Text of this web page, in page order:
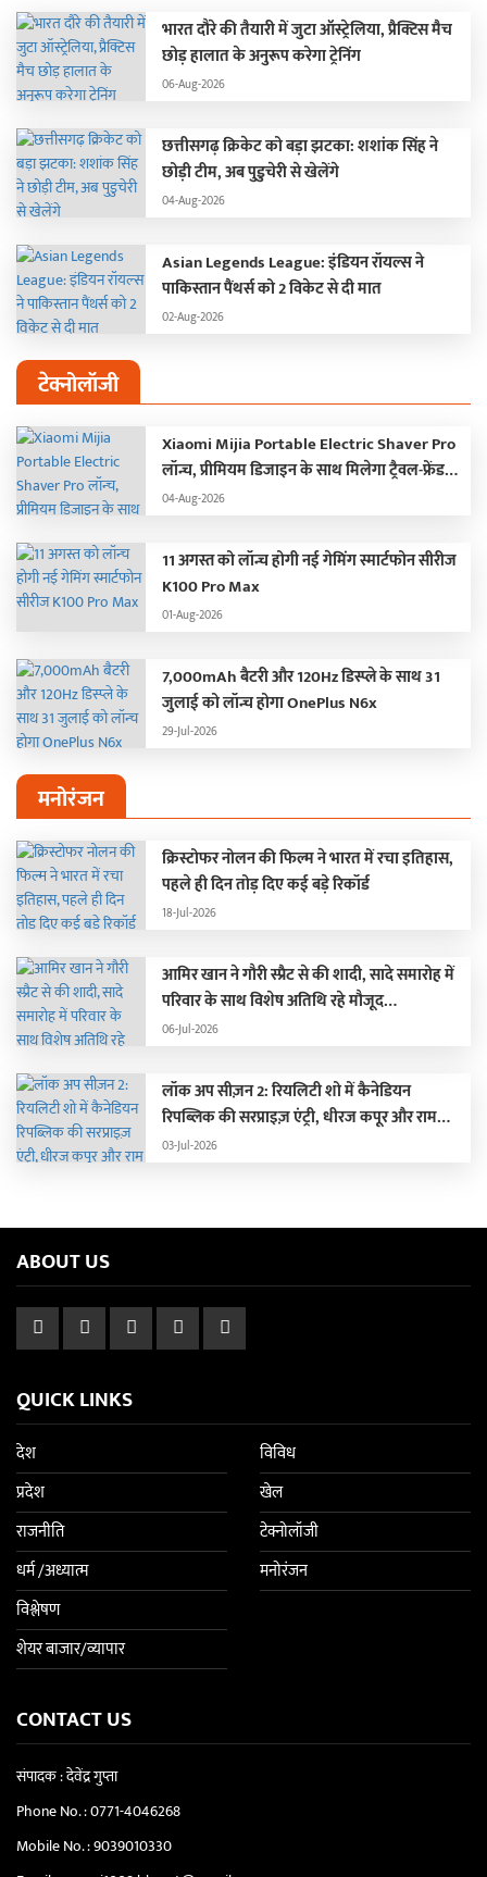
भारत दौरे की तैयारी में जुटा ऑस्ट्रेलिया, प्रैक्टिस मैच
छोड़ हालात के अनुरूप करेगा ट्रेनिंग
06-Aug-2026
छत्तीसगढ़ क्रिकेट को बड़ा झटका: शशांक सिंह ने
छोड़ी टीम, अब पुडुचेरी से खेलेंगे
04-Aug-2026
Asian Legends League: इंडियन रॉयल्स ने
पाकिस्तान पैंथर्स को 2 विकेट से दी मात
02-Aug-2026
टेक्नोलॉजी
Xiaomi Mijia Portable Electric Shaver Pro
लॉन्च, प्रीमियम डिजाइन के साथ मिलेगा ट्रैवल-फ्रेंडली
अनुभव
04-Aug-2026
11 अगस्त को लॉन्च होगी नई गेमिंग स्मार्टफोन सीरीज
K100 Pro Max
01-Aug-2026
7,000mAh बैटरी और 120Hz डिस्प्ले के साथ 31
जुलाई को लॉन्च होगा OnePlus N6x
29-Jul-2026
मनोरंजन
क्रिस्टोफर नोलन की फिल्म ने भारत में रचा इतिहास,
पहले ही दिन तोड़ दिए कई बड़े रिकॉर्ड
18-Jul-2026
आमिर खान ने गौरी स्प्रैट से की शादी, सादे समारोह में
परिवार के साथ विशेष अतिथि रहे मौजूद…
06-Jul-2026
लॉक अप सीज़न 2: रियलिटी शो में कैनेडियन
रिपब्लिक की सरप्राइज़ एंट्री, धीरज कपूर और राम
कपूर की लगी क्लास
03-Jul-2026
ABOUT US
QUICK LINKS
देश
प्रदेश
राजनीति
धर्म /अध्यात्म
विश्लेषण
शेयर बाजार/व्यापार
विविध
खेल
टेक्नोलॉजी
मनोरंजन
CONTACT US
संपादक : देवेंद्र गुप्ता
Phone No. :0771-4046268
Mobile No. :9039010330